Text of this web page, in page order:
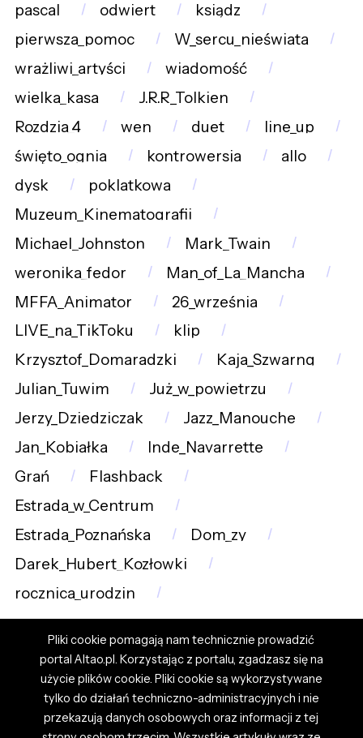
pascal
odwiert
ksiądz
pierwsza_pomoc
W_sercu_nieświata
wrażliwi_artyści
wiadomość
wielka_kasa
J.R.R_Tolkien
Rozdzia_4
wen duet
line_up
święto_ognia
kontrowersja
allo
dysk
poklatkowa
Muzeum_Kinematografii
Michael_Johnston
Mark_Twain
weronika_fedor
Man_of_La_Mancha
MFFA_Animator
26_września
LIVE_na_TikToku
klip
Krzysztof_Domaradzki
Kaja_Szwarng
Julian_Tuwim
Już_w_powietrzu
Jerzy_Dziedziczak
Jazz_Manouche
Jan_Kobiałka
Inde_Navarrette
Grań
Flashback
Estrada_w_Centrum
Estrada_Poznańska
Dom_zy
Darek_Hubert_Kozłowki
rocznica_urodzin
Pliki cookie pomagają nam technicznie prowadzić
portal Altao.pl. Korzystając z portalu, zgadzasz się na
użycie plików cookie. Pliki cookie są wykorzystywane
tylko do działań techniczno-administracyjnych i nie
przekazują danych osobowych oraz informacji z tej